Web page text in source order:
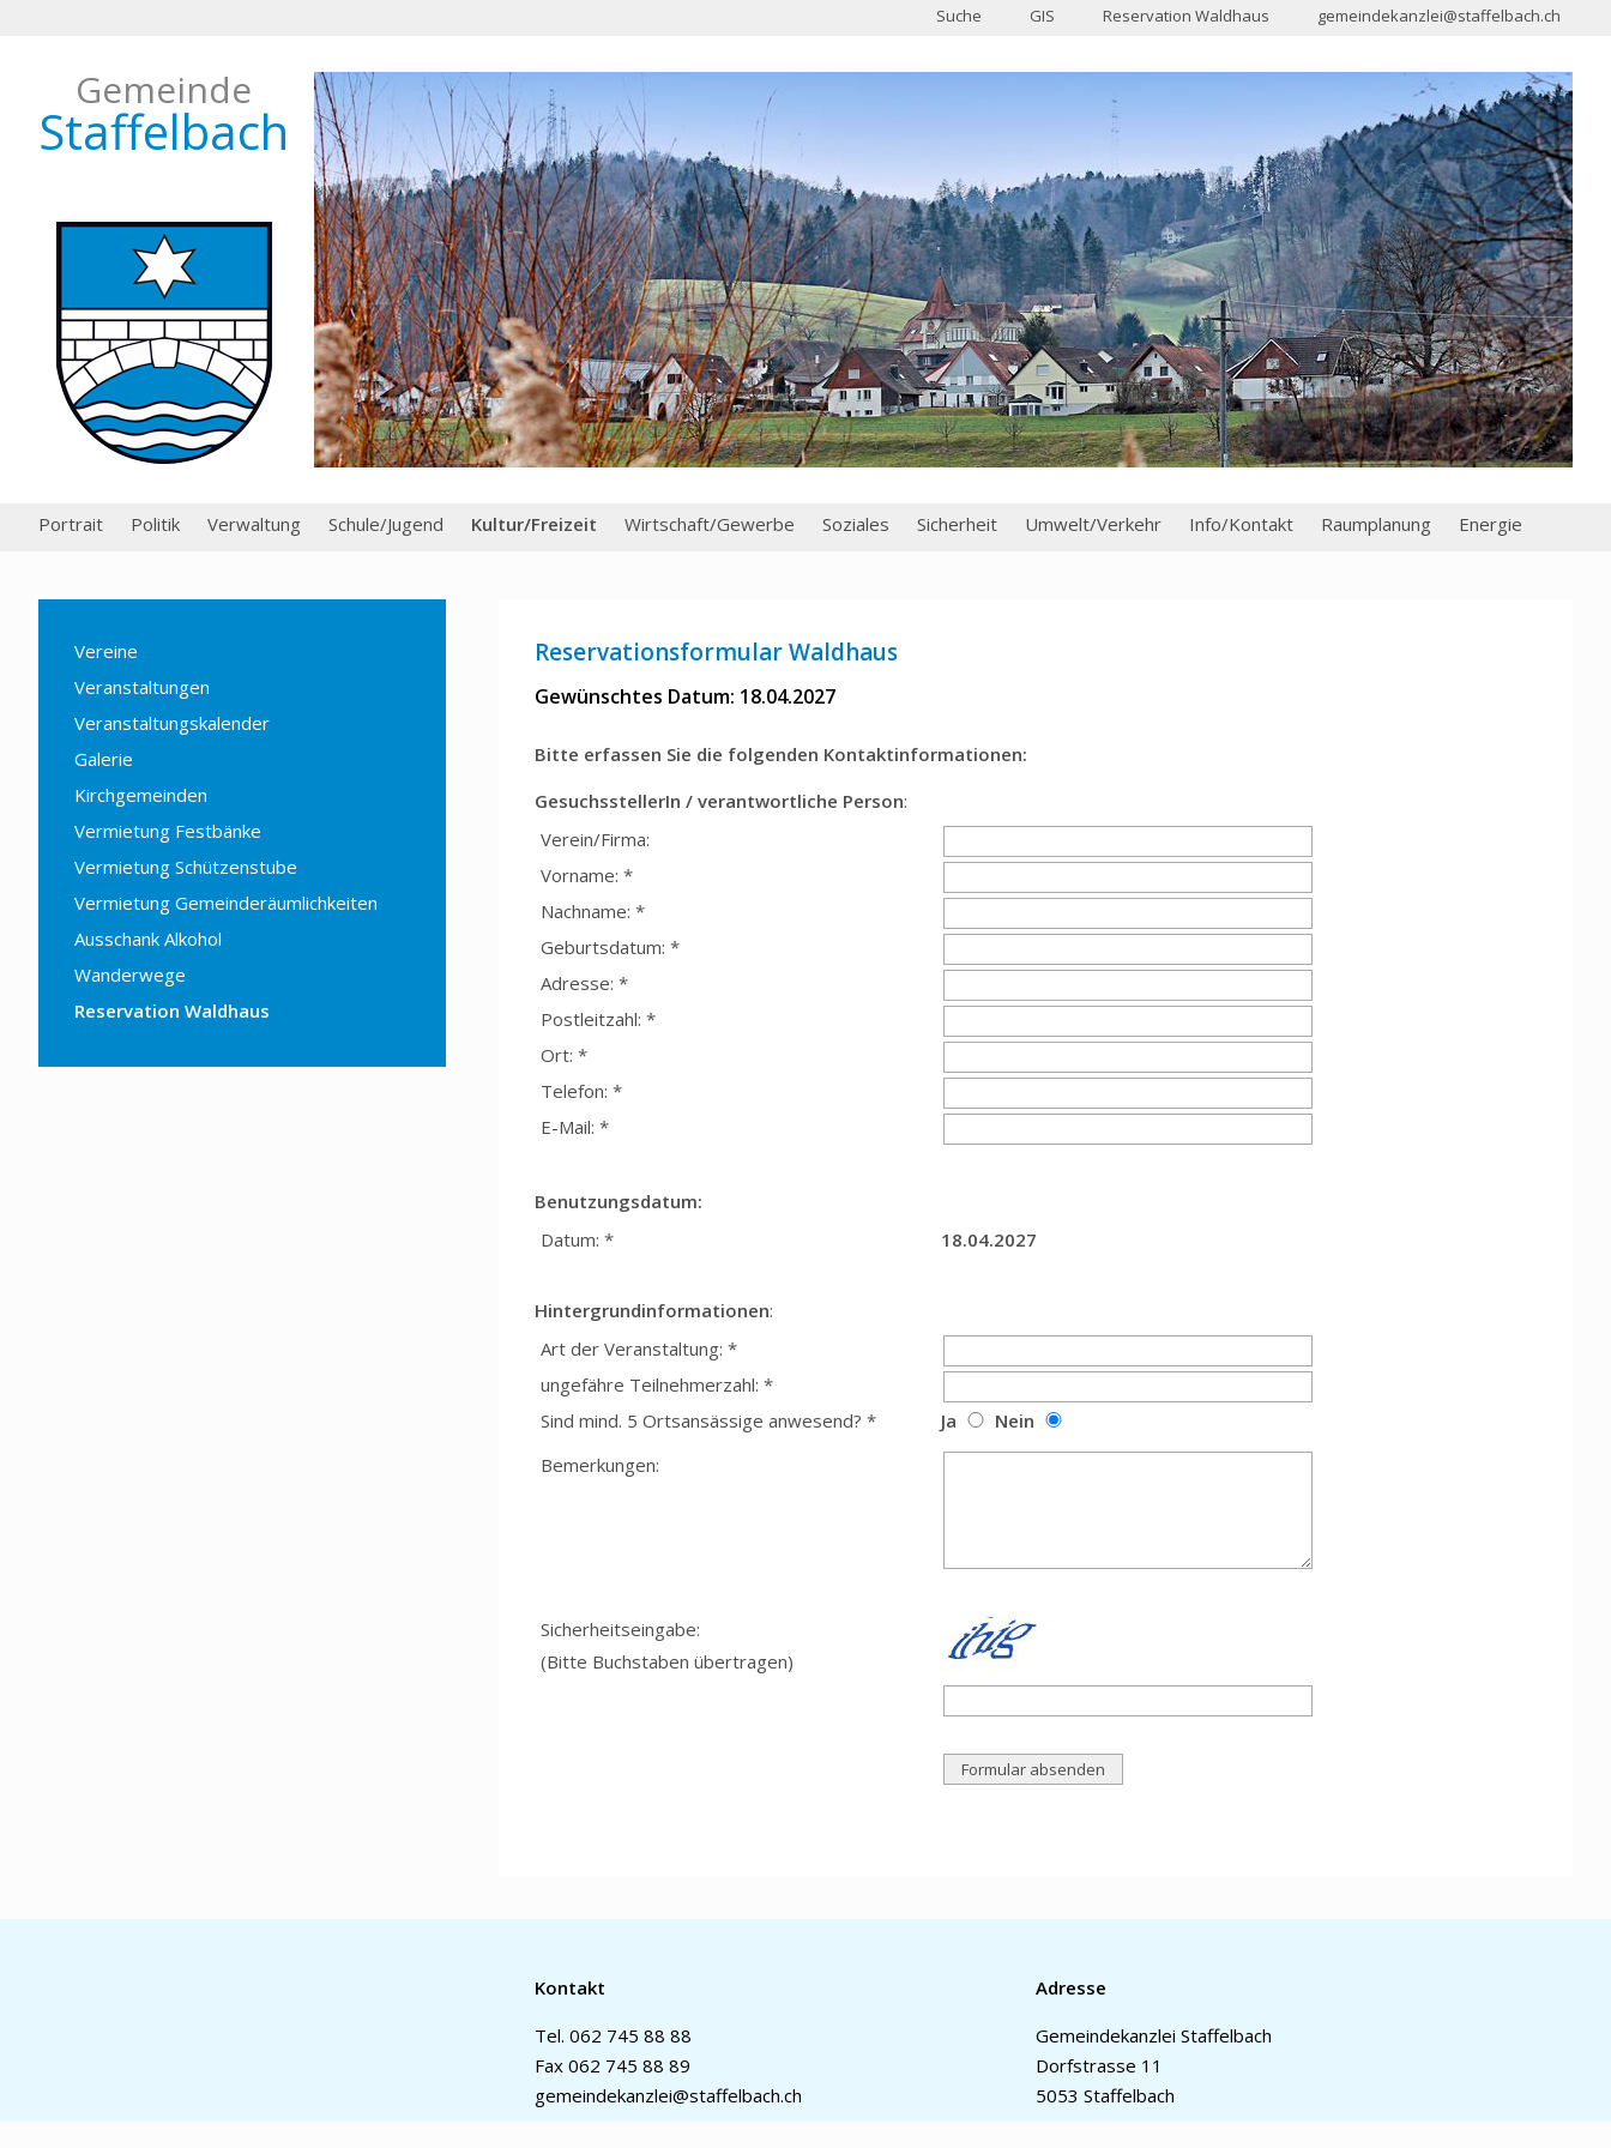
Suche GIS Reservation Waldhaus gemeindekanzlei@staffelbach.ch
Gemeinde
Staffelbach
Portrait Politik Verwaltung Schule/Jugend Kultur/Freizeit Wirtschaft/Gewerbe Soziales Sicherheit Umwelt/Verkehr Info/Kontakt Raumplanung Energie
Vereine
Veranstaltungen
Veranstaltungskalender
Galerie
Kirchgemeinden
Vermietung Festbänke
Vermietung Schützenstube
Vermietung Gemeinderäumlichkeiten
Ausschank Alkohol
Wanderwege
Reservation Waldhaus
Reservationsformular Waldhaus
Gewünschtes Datum: 18.04.2027
Bitte erfassen Sie die folgenden Kontaktinformationen:
GesuchsstellerIn / verantwortliche Person:
Verein/Firma:
Vorname: *
Nachname: *
Geburtsdatum: *
Adresse: *
Postleitzahl: *
Ort: *
Telefon: *
E-Mail: *
Benutzungsdatum:
Datum: *
18.04.2027
Hintergrundinformationen:
Art der Veranstaltung: *
ungefähre Teilnehmerzahl: *
Sind mind. 5 Ortsansässige anwesend? *
Ja
Nein
Bemerkungen:
Sicherheitseingabe:
(Bitte Buchstaben übertragen)
Kontakt
Tel. 062 745 88 88
Fax 062 745 88 89
gemeindekanzlei@staffelbach.ch
Adresse
Gemeindekanzlei Staffelbach
Dorfstrasse 11
5053 Staffelbach